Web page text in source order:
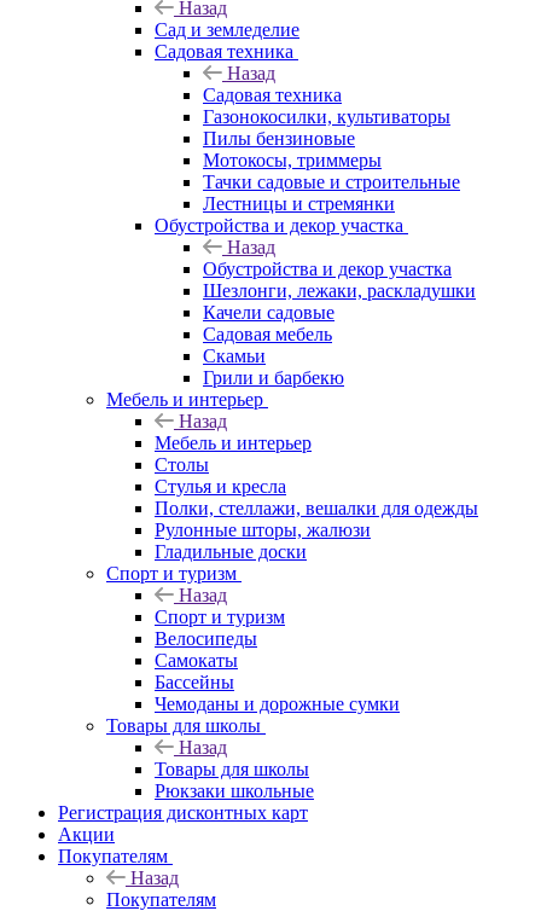
Назад
Сад и земледелие
Садовая техника
Назад
Садовая техника
Газонокосилки, культиваторы
Пилы бензиновые
Мотокосы, триммеры
Тачки садовые и строительные
Лестницы и стремянки
Обустройства и декор участка
Назад
Обустройства и декор участка
Шезлонги, лежаки, раскладушки
Качели садовые
Садовая мебель
Скамьи
Грили и барбекю
Мебель и интерьер
Назад
Мебель и интерьер
Столы
Стулья и кресла
Полки, стеллажи, вешалки для одежды
Рулонные шторы, жалюзи
Гладильные доски
Спорт и туризм
Назад
Спорт и туризм
Велосипеды
Самокаты
Бассейны
Чемоданы и дорожные сумки
Товары для школы
Назад
Товары для школы
Рюкзаки школьные
Регистрация дисконтных карт
Акции
Покупателям
Назад
Покупателям